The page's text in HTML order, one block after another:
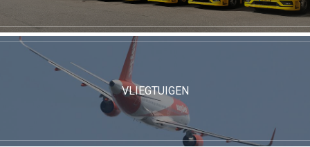
VLIEGTUIGEN